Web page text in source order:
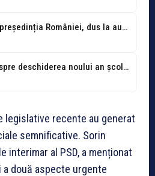
Fost candidat la președinția României, dus la audieri după ce ar fi...
Daniel David, despre deschiderea noului an școlar: "Adevărul este că nu ştiu,...
legislative recente au generat
semnificative. Sorin
interimar al PSD, a menționat
două aspecte urgente